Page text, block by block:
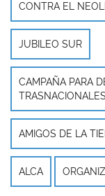
CONTRA EL
JUBILEO SUR
CAMPAÑA PARA
TRASNACIONALES
AMIGOS DE LA
ALCA